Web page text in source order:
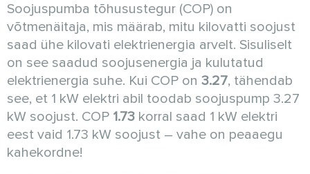
Soojuspumba tõhusustegur (COP) on
võtmenäitaja, mis määrab, mitu kilovatti soojust
saad ühe kilovati elektrienergia arvelt. Sisuliselt
on see saadud soojusenergia ja kulutatud
elektrienergia suhe. Kui COP on 3.27, tähendab
see, et 1 kW elektri abil toodab soojuspump 3.27
kW soojust. COP 1.73 korral saad 1 kW elektri
eest vaid 1.73 kW soojust – vahe on peaaegu
kahekordne!